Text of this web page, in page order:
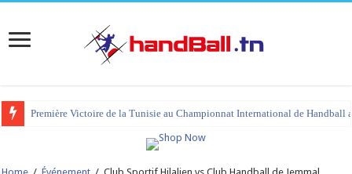
Première Victoire de la Tunisie au Championnat International de Handball